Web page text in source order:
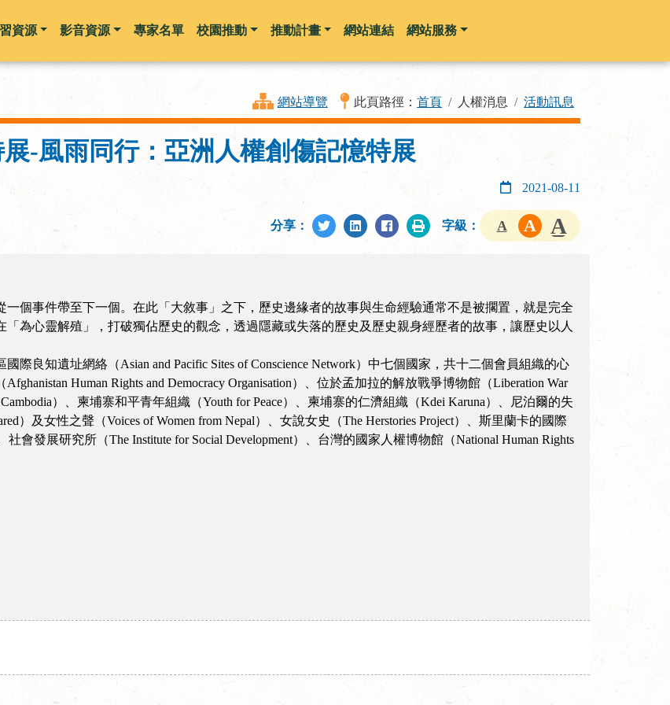
跳到主要內容
資源 影音資源 專家名單 校園推動 推動計畫 網站連結 網站服務
網站導覽 此頁路徑： 首頁 人權消息 活動訊息
展-風雨同行：亞洲人權創傷記憶特展
2021-08-11
分享： 字級：
個事件帶至下一個。在此「大敘事」之下，歷史邊緣者的故事與生命經驗通常不是被擱置，就是完全
為心靈解殖」，打破獨佔歷史的觀念，透過隱藏或失落的歷史及歷史親身經歷者的故事，讓歷史以人
際良知遺址網絡（Asian and Pacific Sites of Conscience Network）中七個國家，共十二個會員組織的心
Human Rights and Democracy Organisation）、位於孟加拉的解放戰爭博物館（Liberation War
）、柬埔寨和平青年組織（Youth for Peace）、柬埔寨的仁濟組織（Kdei Karuna）、尼泊爾的失
）及女性之聲（Voices of Women from Nepal）、女說女史（The Herstories Project）、斯里蘭卡的國際
社會發展研究所（The Institute for Social Development）、台灣的國家人權博物館（National Human Rights